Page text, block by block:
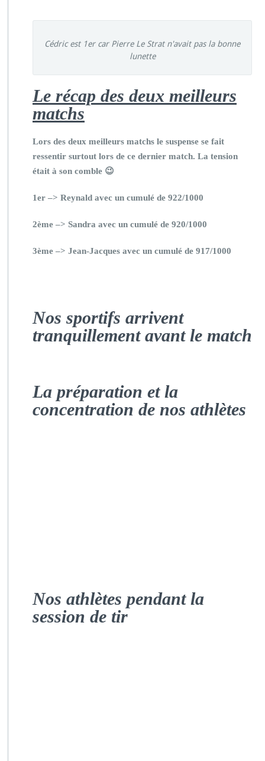
Cédric est 1er car Pierre Le Strat n'avait pas la bonne
lunette
Le récap des deux meilleurs
matchs
Lors des deux meilleurs matchs le suspense se fait
ressentir surtout lors de ce dernier match. La tension
était à son comble 😉
1er –> Reynald avec un cumulé de 922/1000
2ème –> Sandra avec un cumulé de 920/1000
3ème –> Jean-Jacques avec un cumulé de 917/1000
Nos sportifs arrivent
tranquillement avant le match
La préparation et la
concentration de nos athlètes
Nos athlètes pendant la
session de tir